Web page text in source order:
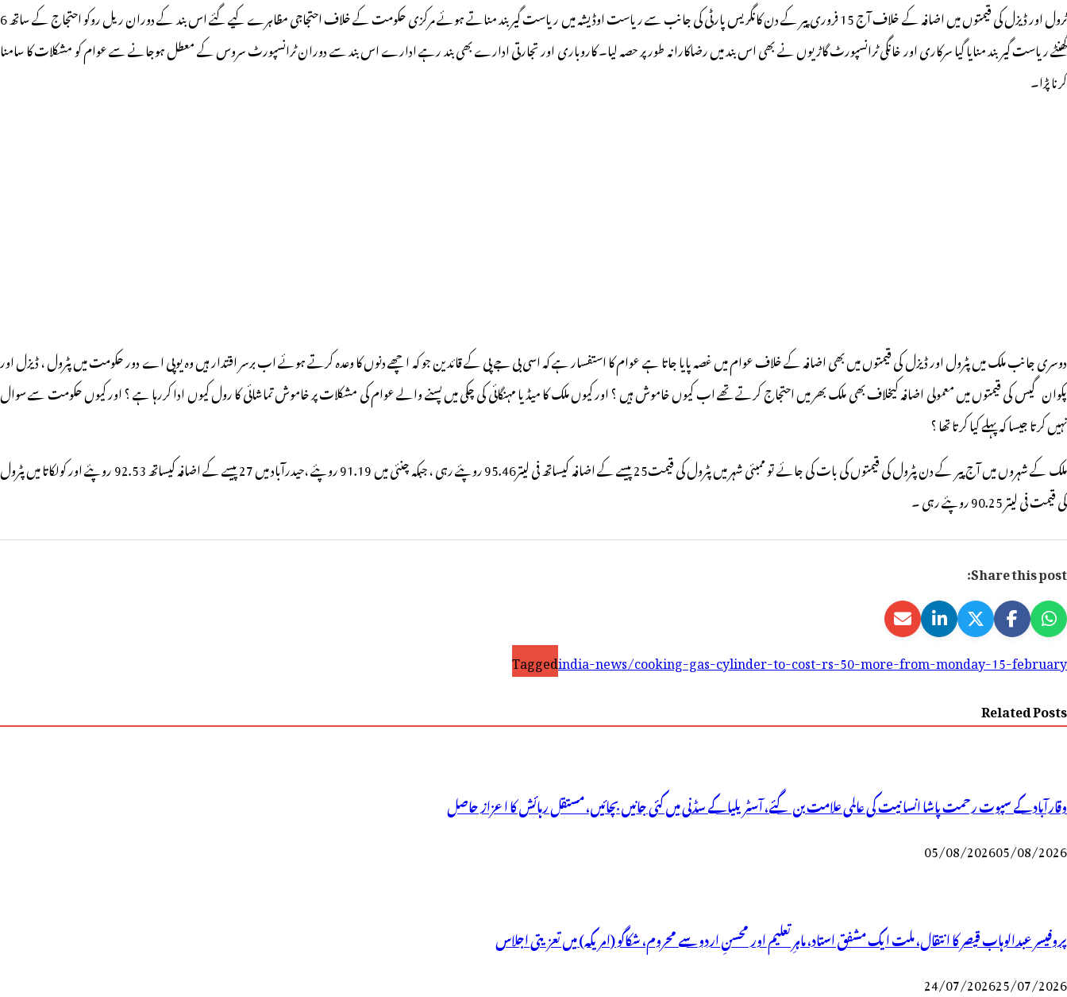
ٹرول اور ڈیزل کی قیمتوں میں اضافہ کے خلاف آج 15 فروری پیر کے دن کانگریس پارٹی کی جانب سے ریاست اوڈیشہ میں ریاست گیر بند مناتے ہوئے مرکزی حکومت کے خلاف احتجاجی مظاہرے کیے گئے اس بند کے دوران ریل روکو احتجاج کے ساتھ 6
گھنٹے ریاست گیر بند منایا گیا سرکاری اور خانگی ٹرانسپورٹ گاڑیوں نے بھی اس بند میں رضاکارانہ طور پر حصہ لیا۔ کاروباری اور تجارتی ادارے بھی بند رہے ادارے اس بند سے دوران ٹرانسپورٹ سروس کے معطل ہوجانے سے عوام کو مشکلات کا سامنا
کرنا پڑا۔
دوسری جانب ملک میں پٹرول اور ڈیزل کی قیمتوں میں بھی اضافہ کے خلاف عوام میں غصہ پایا جاتا ہے عوام کا استفسار ہے کہ اسی بی جے پی کے قائدین جو کہ اچھے دنوں کا وعدہ کرتے ہوئے اب برسر اقتدار ہیں وہ یوپی اے دور حکومت میں پٹرول ، ڈیزل اور
پکوان گیس کی قیمتوں میں معمولی اضافہ کیخلاف بھی ملک بھر میں احتجاج کرتے تھے اب کیوں خاموش ہیں ؟ اور کیوں ملک کا میڈیا مہنگائی کی چکی میں پسنے والے عوام کی مشکلات پر خاموش تماشائی کا رول کیوں ادا کررہا ہے ؟ اور کیوں حکومت سے سوال
نہیں کرتا جیسا کہ پہلے کیا کرتا تھا ؟
ملک کے شہروں میں آج پیر کے دن پٹرول کی قیمتوں کی بات کی جائے تو ممبئی شہر میں پٹرول کی قیمت25 پیسے کے اضافہ کیساتھ فی لیتر95.46 روپئے رہی ، جبکہ چنئی میں 91.19 روپئے ،حیدرآباد میں 27 پیسے کے اضافہ کیساتھ 92.53 روپئے اور کولکاتا میں پٹرول
کی قیمت فی لیتر 90.25 روپئے رہی ۔
Share this post:
Taggedindia-news/cooking-gas-cylinder-to-cost-rs-50-more-from-monday-15-february
Related Posts
وقارآباد کے سپوت رحمت پاشا انسانیت کی عالمی علامت بن گئے، آسٹریلیا کے سڈنی میں کئی جانیں بچائیں، مستقل رہائش کا اعزاز حاصل
05/08/202605/08/2026
پروفیسر عبدالوہاب قیصر کا انتقال، ملت ایک مشفق استاد، ماہرِتعلیم اور محسنِ اردو سے محروم، شکاگو (امریکہ) میں تعزیتی اجلاس
24/07/202625/07/2026